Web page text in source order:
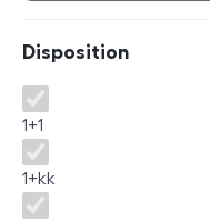
Disposition
Disposition
1+1
1+kk